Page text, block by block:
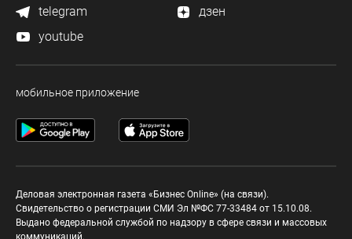
telegram
дзен
youtube
мобильное приложение
Деловая электронная газета «Бизнес Online» (на связи).
Свидетельство о регистрации СМИ Эл №ФС 77-33484 от 15.10.08.
Выдано федеральной службой по надзору в сфере связи и массовых
коммуникаций.